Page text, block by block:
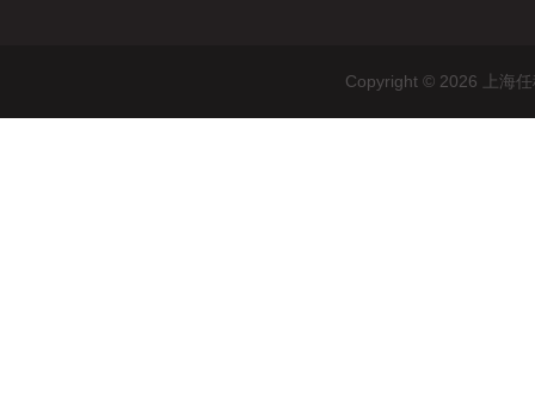
Copyright © 2026 上海